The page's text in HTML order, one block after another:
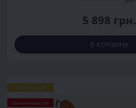
5 898 грн.
В КОРЗИНУ
Популярный
Заканчивается